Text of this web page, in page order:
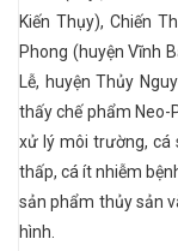
Kiến Thụy), Chiến
Phong (huyện Vĩnh
Lễ, huyện Thủy
thấy chế phẩm Neo-
xử lý môi trường, cá
thấp, cá ít nhiễm
sản phẩm thủy sản
hình.